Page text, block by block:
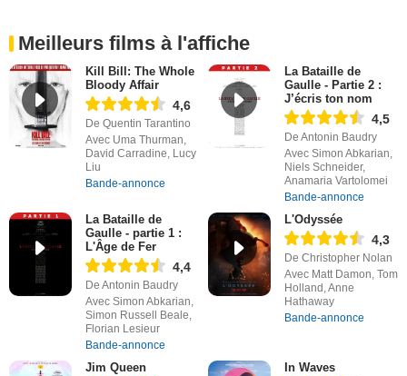
Meilleurs films à l'affiche
Kill Bill: The Whole
Bloody Affair
4,6
De Quentin Tarantino
Avec Uma Thurman,
David Carradine, Lucy
Liu
Bande-annonce
La Bataille de
Gaulle - Partie 2 :
J’écris ton nom
4,5
De Antonin Baudry
Avec Simon Abkarian,
Niels Schneider,
Anamaria Vartolomei
Bande-annonce
La Bataille de
Gaulle - partie 1 :
L'Âge de Fer
4,4
De Antonin Baudry
Avec Simon Abkarian,
Simon Russell Beale,
Florian Lesieur
Bande-annonce
L'Odyssée
4,3
De Christopher Nolan
Avec Matt Damon, Tom
Holland, Anne
Hathaway
Bande-annonce
Jim Queen In Waves